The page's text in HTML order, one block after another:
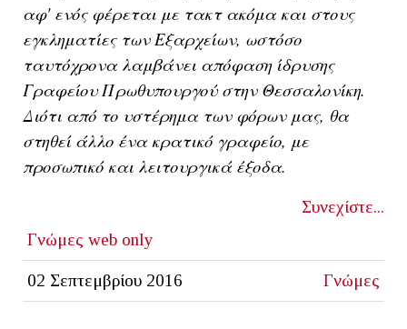
αφ' ενός φέρεται με τακτ ακόμα και στους
εγκληματίες των Εξαρχείων, ωστόσο
ταυτόχρονα λαμβάνει απόφαση ίδρυσης
Γραφείου Πρωθυπουργού στην Θεσσαλονίκη.
Διότι από το υστέρημα των φόρων μας, θα
στηθεί άλλο ένα κρατικό γραφείο, με
προσωπικό και λειτουργικά έξοδα.
Συνεχίστε...
Γνώμες web only
02 Σεπτεμβρίου 2016 Γνώμες